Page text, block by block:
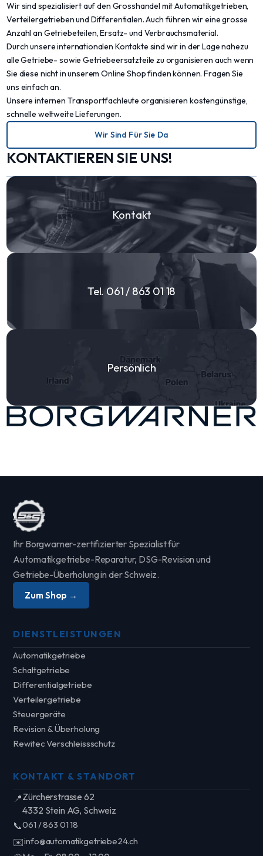
Wir sind spezialisiert auf den Grosshandel mit Automatikgetrieben,
Verteilergetrieben und Differentialen. Auch führen wir eine grosse
Anzahl an Getriebeteilen, Ersatz- und Verbrauchsmaterial.
Durch unsere internationalen Kontakte sind wir in der Lage nahezu
alle Getriebe- sowie Getriebeersatzteile zu organisieren auch wenn
Sie diese nicht in unserem Online Shop finden können. Fragen Sie
uns einfach an.
Unsere internen Transportfachleute organisieren kostengünstige,
schnelle weltweite Lieferungen.
Wir Sind Für Sie Da
KONTAKTIEREN SIE UNS!
Kontakt
Tel. 061 / 863 01 18
Persönlich
Ihr Borgwarner-zertifizierter Spezialist für
Automatikgetriebe-Reparatur, DSG-Revision und
Getriebe-Überholung in der Schweiz.
Zum Shop →
DIENSTLEISTUNGEN
Automatikgetriebe
Schaltgetriebe
Differentialgetriebe
Verteilergetriebe
Steuergeräte
Revision & Überholung
Rewitec Verschleissschutz
KONTAKT & STANDORT
📍Zürcherstrasse 62
4332 Stein AG, Schweiz
📞061 / 863 01 18
✉️info@automatikgetriebe24.ch